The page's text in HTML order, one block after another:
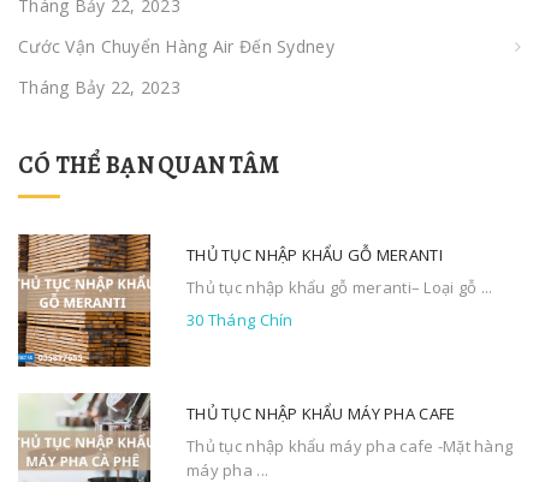
Tháng Bảy 22, 2023
Cước Vận Chuyển Hàng Air Đến Sydney
Tháng Bảy 22, 2023
CÓ THỂ BẠN QUAN TÂM
THỦ TỤC NHẬP KHẨU GỖ MERANTI
Thủ tục nhập khẩu gỗ meranti– Loại gỗ ...
30 Tháng Chín
THỦ TỤC NHẬP KHẨU MÁY PHA CAFE
Thủ tục nhập khẩu máy pha cafe -Mặt hàng
máy pha ...